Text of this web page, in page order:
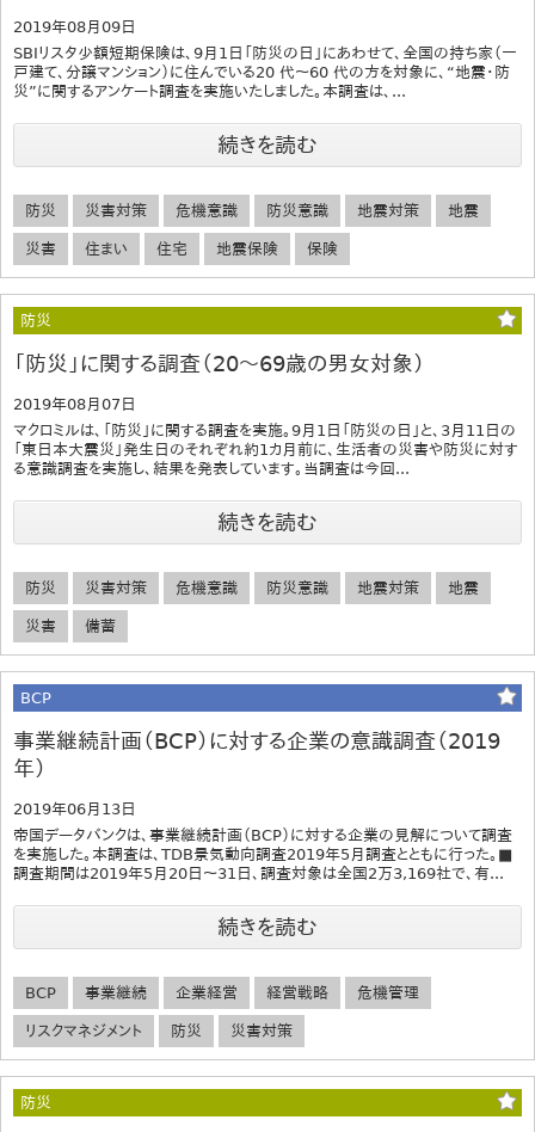
2019年08月09日
SBIリスタ少額短期保険は、9月1日「防災の日」にあわせて、全国の持ち家（一
戸建て、分譲マンション）に住んでいる20 代～60 代の方を対象に、“地震・防
災”に関するアンケート調査を実施いたしました。本調査は、...
続きを読む
防災 災害対策 危機意識 防災意識 地震対策 地震
災害 住まい 住宅 地震保険 保険
防災
「防災」に関する調査（20～69歳の男女対象）
2019年08月07日
マクロミルは、「防災」に関する調査を実施。9月1日「防災の日」と、3月11日の
「東日本大震災」発生日のそれぞれ約1カ月前に、生活者の災害や防災に対す
る意識調査を実施し、結果を発表しています。当調査は今回...
続きを読む
防災 災害対策 危機意識 防災意識 地震対策 地震
災害 備蓄
BCP
事業継続計画（BCP）に対する企業の意識調査（2019
年）
2019年06月13日
帝国データバンクは、事業継続計画（BCP）に対する企業の見解について調査
を実施した。本調査は、TDB景気動向調査2019年5月調査とともに行った。■
調査期間は2019年5月20日～31日、調査対象は全国2万3,169社で、有...
続きを読む
BCP 事業継続 企業経営 経営戦略 危機管理
リスクマネジメント 防災 災害対策
防災